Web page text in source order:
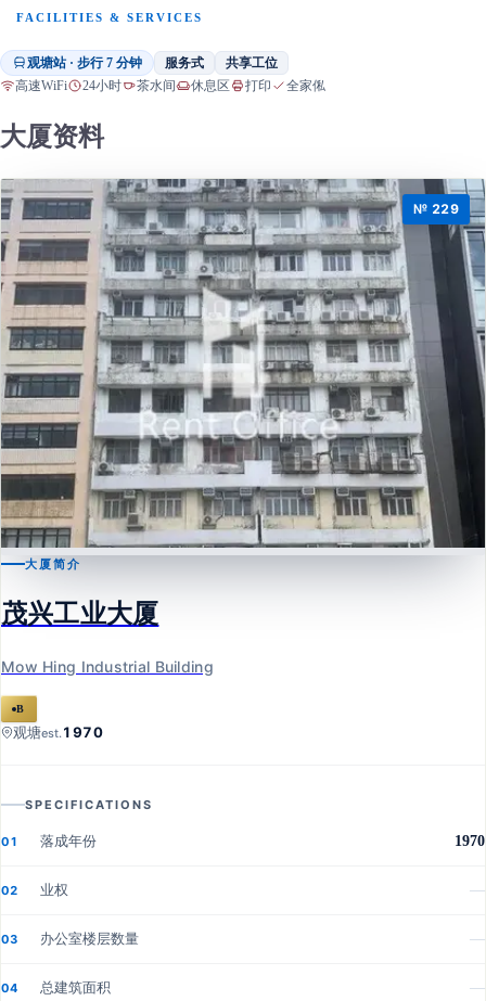
FACILITIES & SERVICES
观塘站 · 步行 7 分钟 服务式 共享工位
高速WiFi 24小时 茶水间 休息区 打印 全家俬
大厦资料
№ 229
茂兴工业大厦
Mow Hing Industrial Building
大厦简介
茂兴工业大厦
Mow Hing Industrial Building
B
观塘est.1970
SPECIFICATIONS
01 落成年份 1970
02 业权 —
03 办公室楼层数量 —
04 总建筑面积 —